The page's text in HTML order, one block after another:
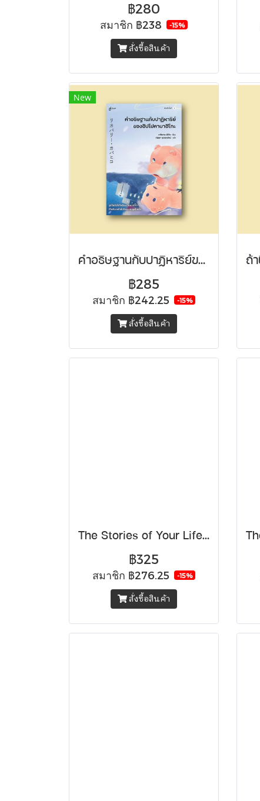
฿280
สมาชิก ฿238 -15%
สั่งซื้อสินค้า
New
คำอธิษฐานกับปาฏิหาริย์ของฮิปโปคาบาฮิโกะ
฿285
สมาชิก ฿242.25 -15%
สั่งซื้อสินค้า
The Stories of Your Life ชีวิตนี้…คือเรื่องของเรา
฿325
สมาชิก ฿276.25 -15%
สั่งซื้อสินค้า